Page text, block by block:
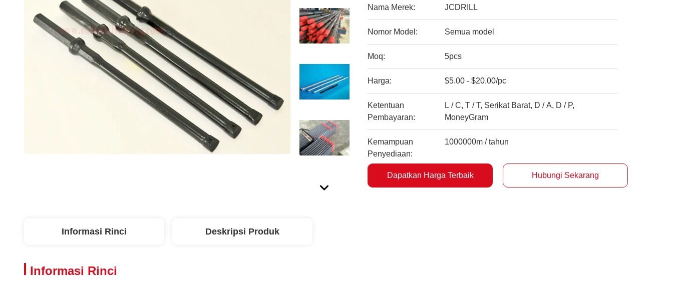
Nama Merek: JCDRILL
Nomor Model: Semua model
Moq: 5pcs
Harga: $5.00 - $20.00/pc
Ketentuan
Pembayaran:
L / C, T / T, Serikat Barat, D / A, D / P,
MoneyGram
Kemampuan
Penyediaan:
1000000m / tahun
Dapatkan Harga Terbaik Hubungi Sekarang
Informasi Rinci Deskripsi Produk
Informasi Rinci